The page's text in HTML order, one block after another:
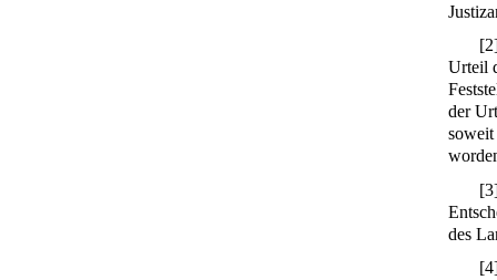
[2
Urteil
der
soweit
[3
des
[4